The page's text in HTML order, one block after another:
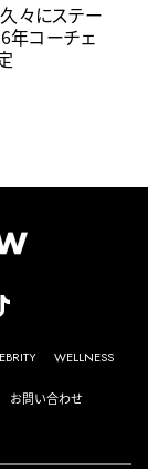
々にステー
年コーチェ
WELLNESS
お問い合わせ